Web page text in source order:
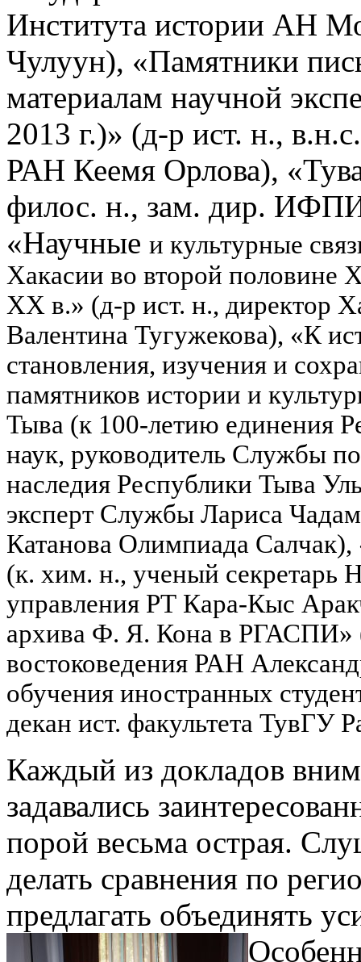
Института истории АН
Чулуун), «Памятники
материалам научной
2013 г.)» (д-р ист. н.,
РАН Кеемя Орлова),
филос. н., зам. дир.
«Научные и культурные
Хакасии во второй половине
ХХ в.» (д-р ист. н.,
Валентина Тугужекова), «К
становления, изучения и
памятников истории и
Тыва (к 100-летию единения
наук, руководитель Службы
наследия Республики Тыва
эксперт Службы Лариса
Катанова Олимпиада
(к. хим. н., ученый
управления РТ Кара-Кыс
архива Ф. Я. Кона в РГАСПИ»
востоковедения РАН
обучения иностранных
декан ист. факультета ТувГУ
Каждый из докладов
задавались
порой весьма острая.
делать сравнения по
предлагать объединять